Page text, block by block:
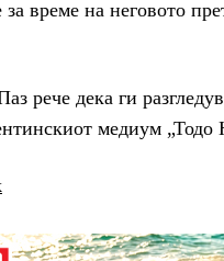
време на неговото
рече дека ги
медиум